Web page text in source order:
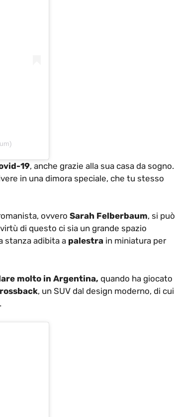
19, anche grazie alla sua casa da sogno.
in una dimora speciale, che tu stesso
ovvero Sarah Felberbaum, si può
di questo ci sia un grande spazio
stanza adibita a palestra in miniatura per
molto in Argentina, quando ha giocato
, un SUV dal design moderno, di cui